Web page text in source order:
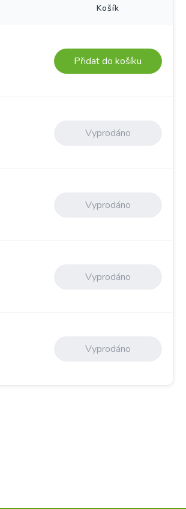
Košík
Přidat do košíku
Vyprodáno
Vyprodáno
Vyprodáno
Vyprodáno